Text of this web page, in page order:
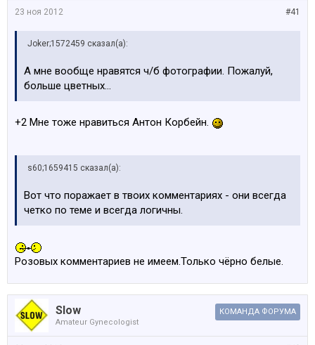
#41
23 ноя 2012
Joker;1572459 сказал(а):
А мне вообще нравятся ч/б фотографии. Пожалуй,
больше цветных...
+2 Мне тоже нравиться Антон Корбейн.
s60;1659415 сказал(а):
Вот что поражает в твоих комментариях - они всегда
четко по теме и всегда логичны.
Розовых комментариев не имеем.Только чёрно белые.
Slow
Amateur Gynecologist
КОМАНДА ФОРУМА